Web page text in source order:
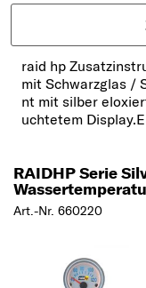
raid hp
mit Schwarzglas /
nt mit silber
uchtetem
RAIDHP Serie
Art.-Nr. 660220